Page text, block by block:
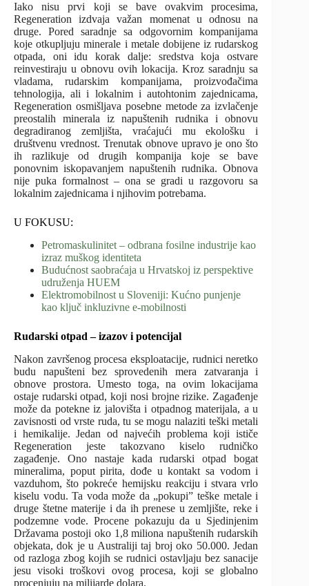
Iako nisu prvi koji se bave ovakvim procesima,
Regeneration izdvaja važan momenat u odnosu na
druge. Pored saradnje sa odgovornim kompanijama
koje otkupljuju minerale i metale dobijene iz rudarskog
otpada, oni idu korak dalje: sredstva koja ostvare
reinvestiraju u obnovu ovih lokacija. Kroz saradnju sa
vladama, rudarskim kompanijama, proizvođačima
tehnologija, ali i lokalnim i autohtonim zajednicama,
Regeneration osmišljava posebne metode za izvlačenje
preostalih minerala iz napuštenih rudnika i obnovu
degradiranog zemljišta, vraćajući mu ekološku i
društvenu vrednost. Trenutak obnove upravo je ono što
ih razlikuje od drugih kompanija koje se bave
ponovnim iskopavanjem napuštenih rudnika. Obnova
nije puka formalnost – ona se gradi u razgovoru sa
lokalnim zajednicama i njihovim potrebama.
U FOKUSU:
Petromaskulinitet – odbrana fosilne industrije kao
izraz muškog identiteta
Budućnost saobraćaja u Hrvatskoj iz perspektive
udruženja HUEM
Elektromobilnost u Sloveniji: Kućno punjenje
kao ključ inkluzivne e-mobilnosti
Rudarski otpad – izazov i potencijal
Nakon završenog procesa eksploatacije, rudnici neretko
budu napušteni bez sprovedenih mera zatvaranja i
obnove prostora. Umesto toga, na ovim lokacijama
ostaje rudarski otpad, koji nosi brojne rizike. Zagađenje
može da potekne iz jalovišta i otpadnog materijala, a u
zavisnosti od vrste ruda, tu se mogu nalaziti teški metali
i hemikalije. Jedan od najvećih problema koji ističe
Regeneration jeste takozvano kiselo rudničko
zagađenje. Ono nastaje kada rudarski otpad bogat
mineralima, poput pirita, dođe u kontakt sa vodom i
vazduhom, što pokreće hemijsku reakciju i stvara vrlo
kiselu vodu. Ta voda može da „pokupi” teške metale i
druge štetne materije i da ih prenese u zemljište, reke i
podzemne vode. Procene pokazuju da u Sjedinjenim
Državama postoji oko 1,8 miliona napuštenih rudarskih
objekata, dok je u Australiji taj broj oko 50.000. Jedan
od razloga zbog kojih se rudnici ostavljaju bez sanacije
jesu visoki troškovi ovog procesa, koji se globalno
procenjuju na milijarde dolara.